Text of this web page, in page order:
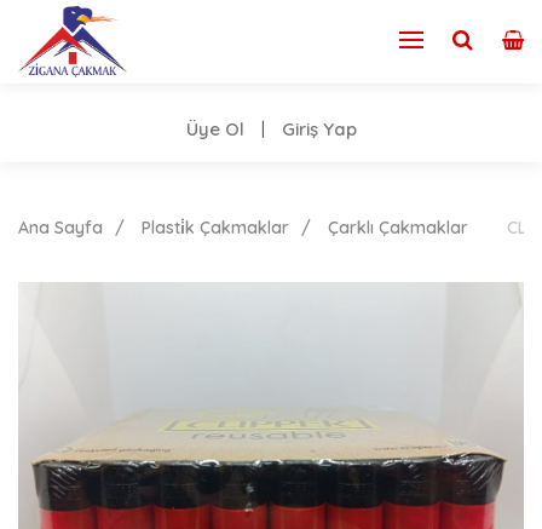
Üye Ol Giriş Yap
Ana Sayfa Plasti̇k Çakmaklar Çarklı Çakmaklar